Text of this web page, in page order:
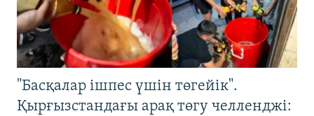
"Басқалар ішпес үшін төгейік".
Қырғызстандағы арақ төгу челленджі: